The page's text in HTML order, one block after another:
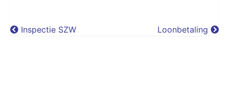
Inspectie SZW Loonbetaling